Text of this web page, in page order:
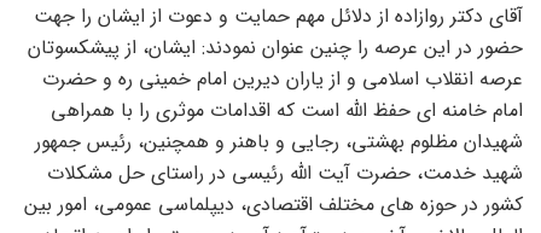
آقای دکتر روازاده از دلائل مهم حمایت و دعوت از ایشان را جهت
حضور در این عرصه را چنین عنوان نمودند: ایشان، از پیشکسوتان
عرصه انقلاب اسلامی و از یاران دیرین امام خمینی ره و حضرت
امام خامنه ای حفظ الله است که اقدامات موثری را با همراهی
شهیدان مظلوم بهشتی، رجایی و باهنر و همچنین، رئیس جمهور
شهید خدمت، حضرت آیت الله رئیسی در راستای حل مشکلات
کشور در حوزه های مختلف اقتصادی، دیپلماسی عمومی، امور بین